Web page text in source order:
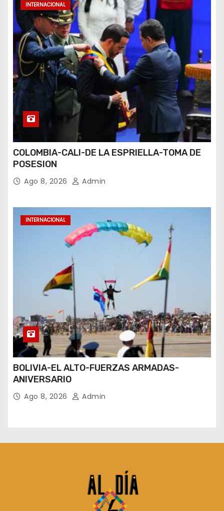
INTERNACIONAL
COLOMBIA-CALI-DE LA ESPRIELLA-TOMA DE
POSESION
Ago 8, 2026 Admin
INTERNACIONAL
BOLIVIA-EL ALTO-FUERZAS ARMADAS-
ANIVERSARIO
Ago 8, 2026 Admin